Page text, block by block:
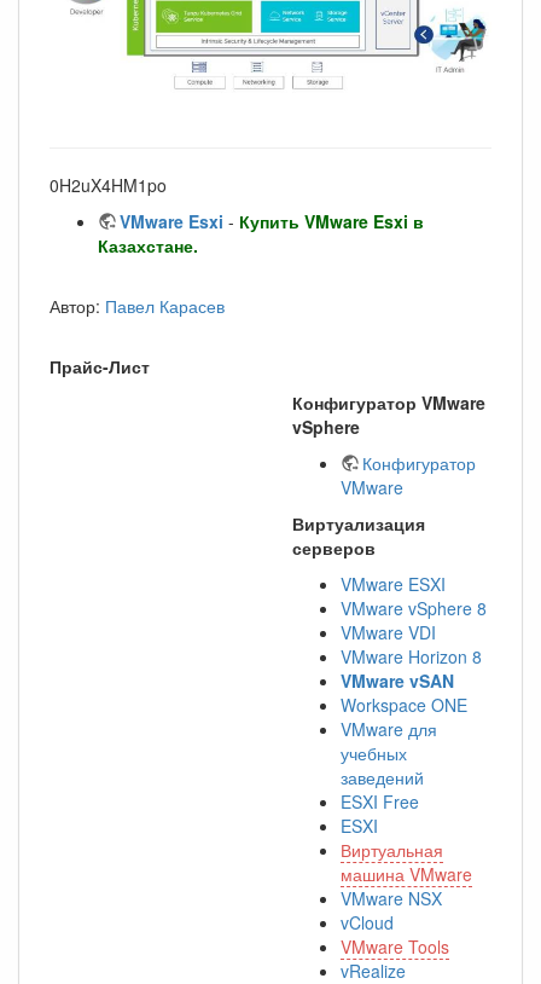
0H2uX4HM1po
VMware Esxi - Купить VMware Esxi в
Казахстане.
Автор: Павел Карасев
Конфигуратор VMware
vSphere
Конфигуратор
VMware
Виртуализация
серверов
VMware ESXI
VMware vSphere 8
VMware VDI
VMware Horizon 8
VMware vSAN
Workspace ONE
VMware для
учебных
заведений
ESXI Free
ESXI
Виртуальная
машина VMware
VMware NSX
vCloud
VMware Tools
vRealize
Прайс-Лист